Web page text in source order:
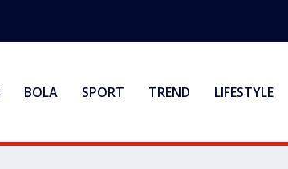
BOLA SPORT TREND LIFESTYLE